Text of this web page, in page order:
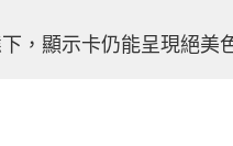
，顯示卡仍能呈現絕美